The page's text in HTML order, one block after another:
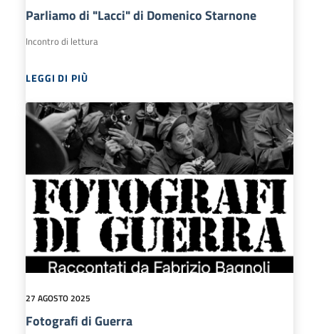
Parliamo di "Lacci" di Domenico Starnone
Incontro di lettura
LEGGI DI PIÙ
27 AGOSTO 2025
Fotografi di Guerra